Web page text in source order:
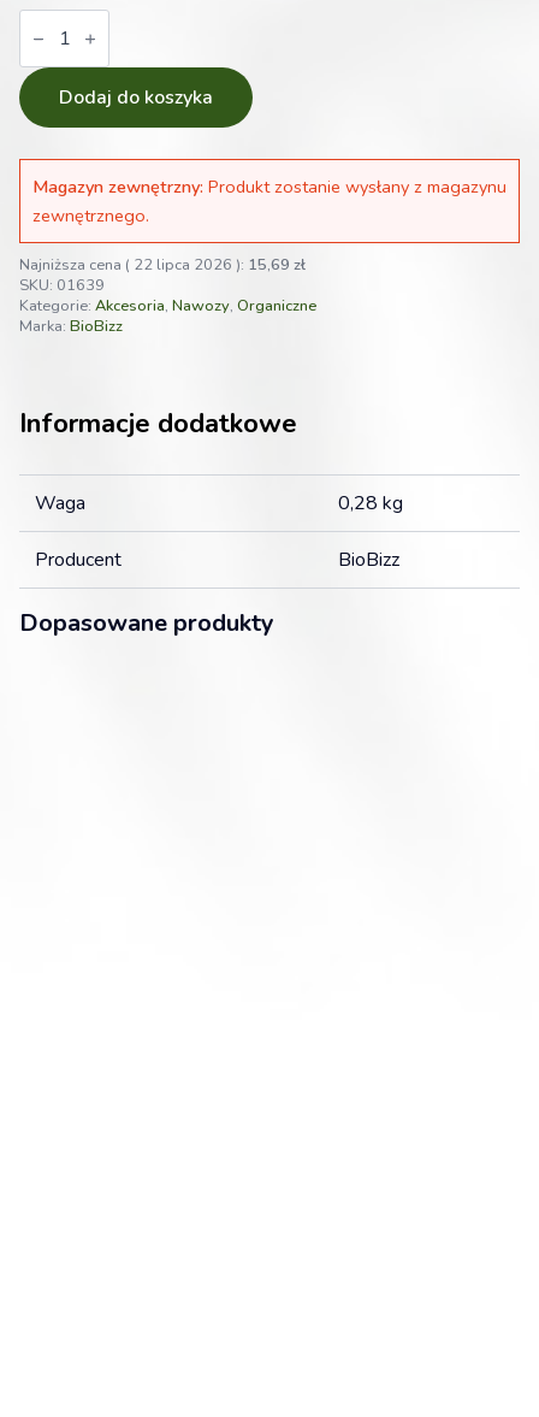
ilość
Nawóz
Bio
Bloom
250ml
organiczny
na
kwitnienie
Dodaj do koszyka
Magazyn zewnętrzny: Produkt zostanie wysłany z magazynu
zewnętrznego.
Najniższa cena ( 22 lipca 2026 ): 15,69 zł
SKU: 01639
Kategorie: Akcesoria, Nawozy, Organiczne
Marka: BioBizz
Informacje dodatkowe
Waga 0,28 kg
Producent BioBizz
Dopasowane produkty